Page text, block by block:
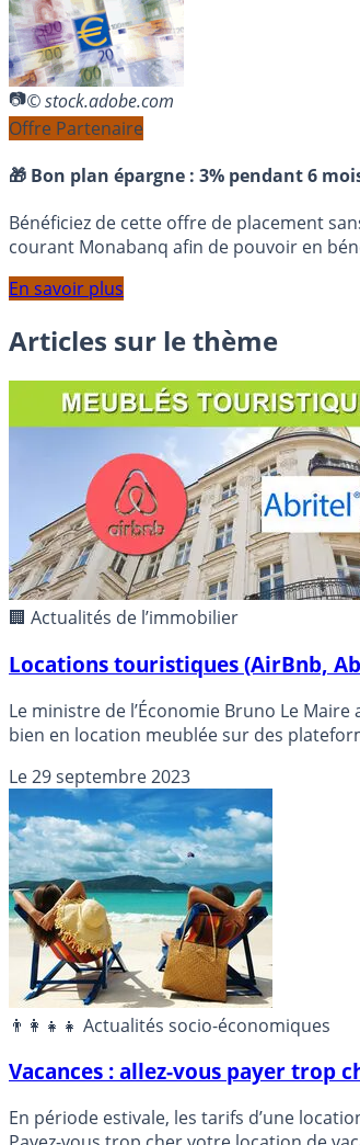
© stock.adobe.com
Offre Partenaire
🎁 Bon plan épargne : 3% pendant 6
Bénéficiez de cette offre de placement
courant Monabanq afin de pouvoir en
En savoir plus
Articles sur le thème
🏢 Actualités de l’immobilier
Locations touristiques (AirBnb,
Le ministre de l’Économie Bruno Le
bien en location meublée sur des
Le29 septembre 2023
👨‍👩‍👧‍👧 Actualités socio-économiques
Vacances : allez-vous payer trop
En période estivale, les tarifs d’une